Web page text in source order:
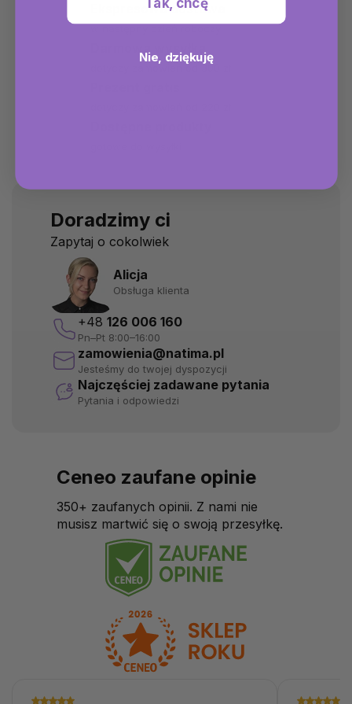
Ekspresowa dostawa
w następny dzień roboczy
Darmowa wysyłka
dotyczy zamówień od 300 zł
Doradzimy ci
Zapytaj o cokolwiek
Alicja
Obsługa klienta
+48 126 006 160
Pn–Pt 8:00–16:00
zamowienia@natima.pl
Jesteśmy do twojej dyspozycji
Najczęściej zadawane pytania
Pytania i odpowiedzi
Ceneo zaufane opinie
350+ zaufanych opinii. Z nami nie
musisz martwić się o swoją przesyłkę.
Nie, dziękuję